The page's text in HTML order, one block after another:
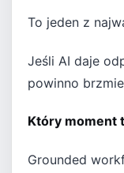
To jeden z
Jeśli AI daje
powinno
Który moment
Grounded